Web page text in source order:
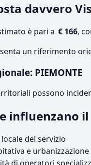
davvero
è pari a € 166,
un riferimento
PIEMONTE
possono
influenzano il
del servizio
e urbanizzazione